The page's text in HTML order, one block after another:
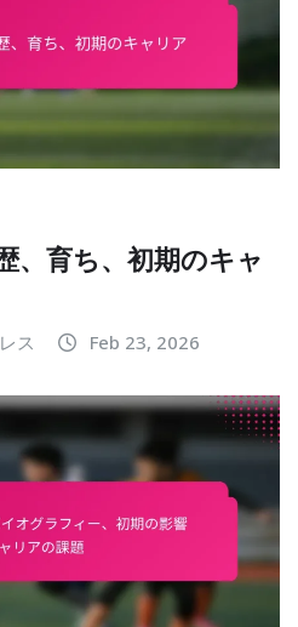
、育ち、初期のキャ
ス Feb 23, 2026